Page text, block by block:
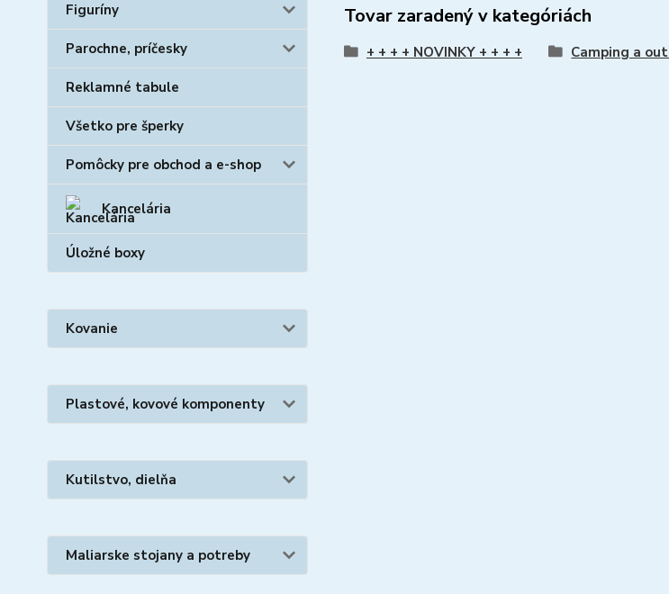
Figuríny
Parochne, príčesky
Reklamné tabule
Všetko pre šperky
Pomôcky pre obchod a e-shop
Kancelária
Úložné boxy
Kovanie
Plastové, kovové komponenty
Kutilstvo, dielňa
Maliarske stojany a potreby
Tovar zaradený v kategóriách
+ + + + NOVINKY + + + + Camping a